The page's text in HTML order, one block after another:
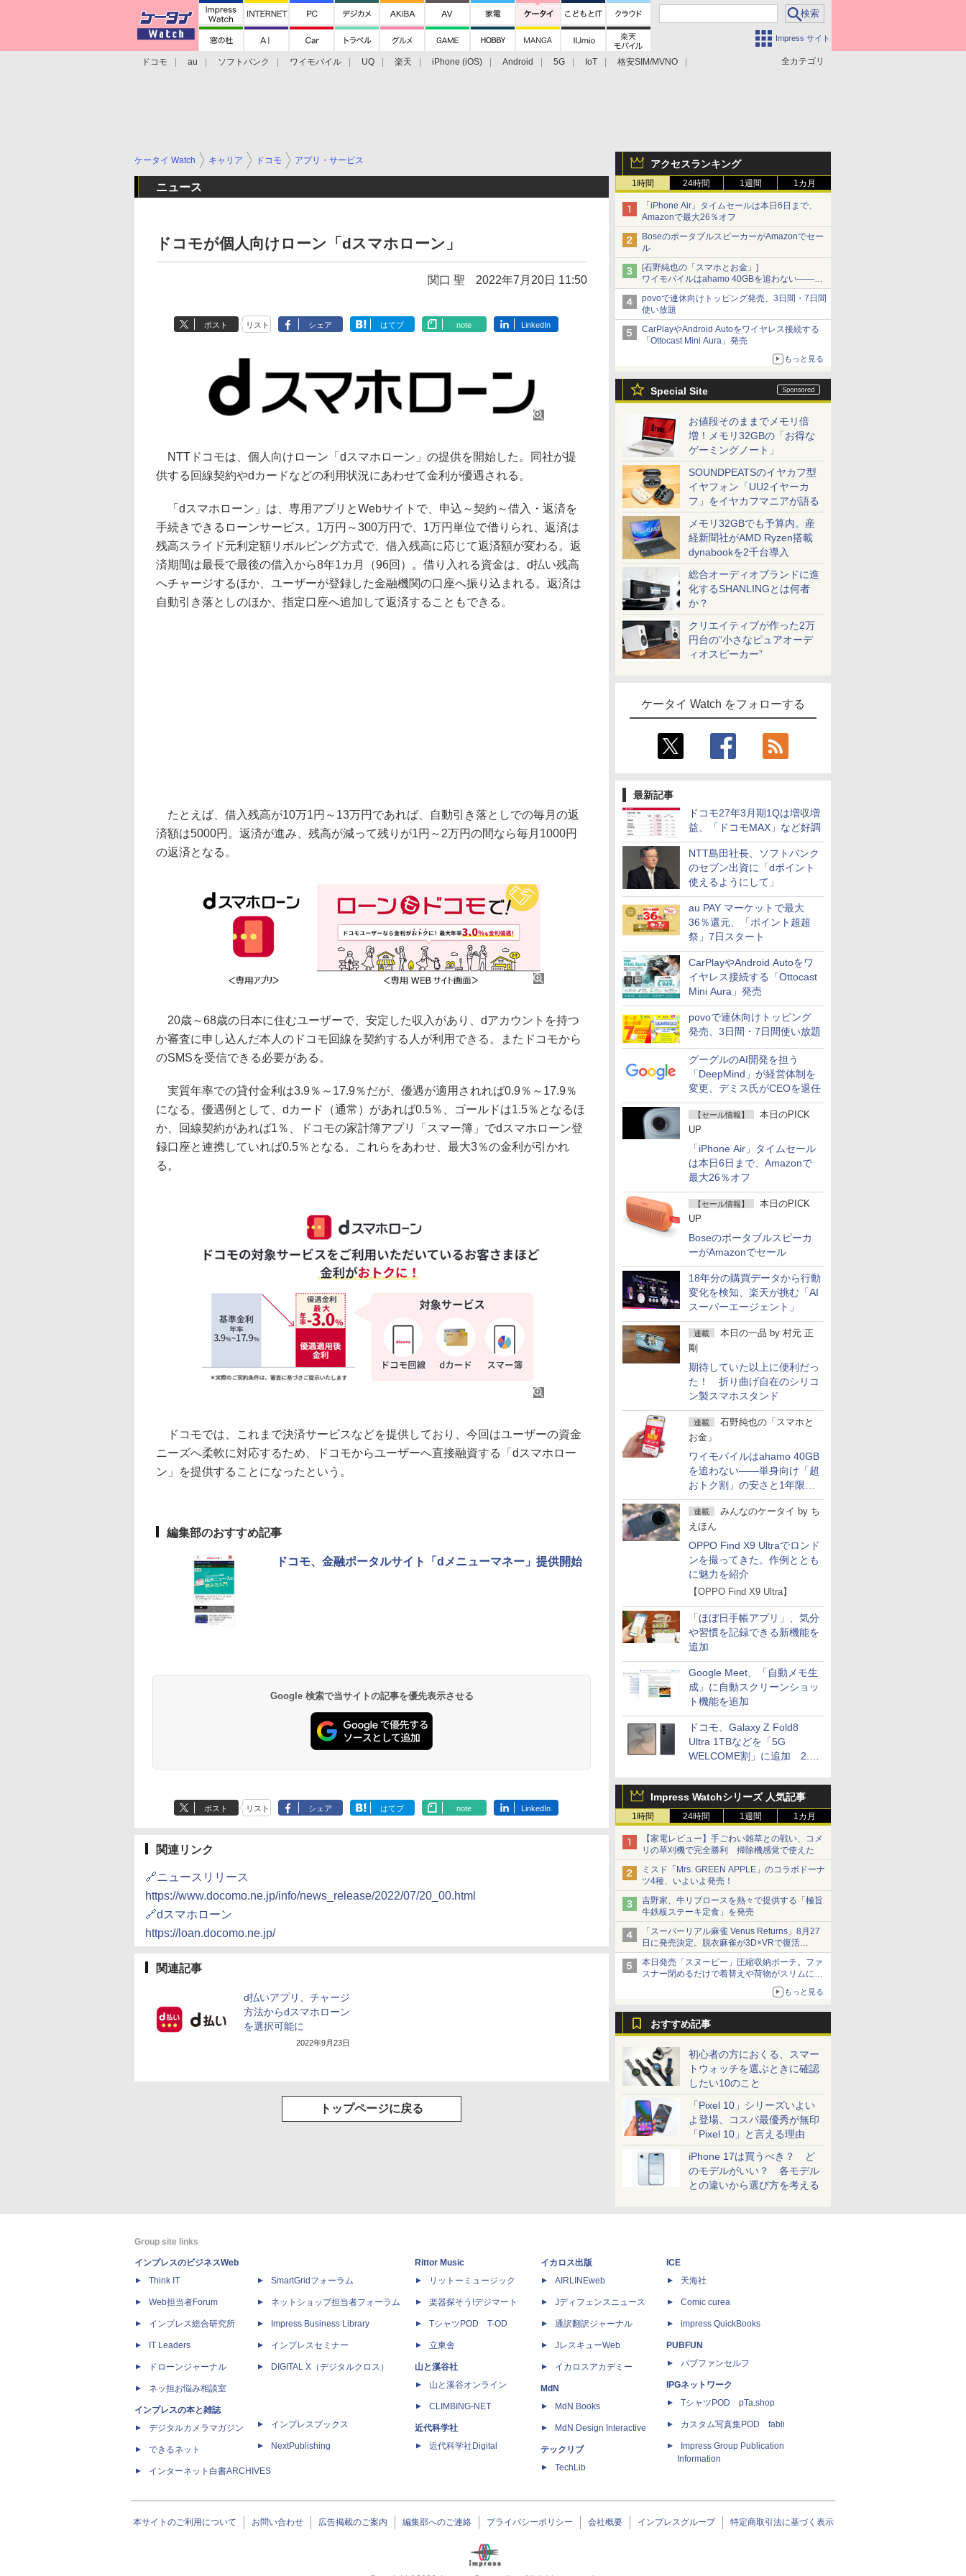
Impress サイト
全カテゴリ
ドコモ au ソフトバンク ワイモバイル UQ 楽天 iPhone (iOS) Android 5G IoT
格安SIM/MVNO
アクセスランキング
1時間 24時間 1週間 1カ月
「iPhone Air」タイムセールは本日6日まで、
Amazonで最大26％オフ
BoseのポータブルスピーカーがAmazonでセー
ル
[石野純也の「スマホとお金」]
ワイモバイルはahamo 40GBを追わない――単
身向け「超おトク割」の安さと1年限定の注意
点
povoで連休向けトッピング発売、3日間・7日間
使い放題
CarPlayやAndroid Autoをワイヤレス接続する
「Ottocast Mini Aura」発売
もっと見る
Special Site
お値段そのままでメモリ倍
増！メモリ32GBの「お得な
ゲーミングノート」
SOUNDPEATSのイヤカフ型
イヤフォン「UU2イヤーカ
フ」をイヤカフマニアが語る
メモリ32GBでも予算内。産
経新聞社がAMD Ryzen搭載
dynabookを2千台導入
総合オーディオブランドに進
化するSHANLINGとは何者
か？
クリエイティブが作った2万
円台の“小さなピュアオーデ
ィオスピーカー”
ケータイ Watch をフォローする
最新記事
ドコモ27年3月期1Qは増収増
益、「ドコモMAX」など好調
NTT島田社長、ソフトバンク
のセブン出資に「dポイント
使えるようにして」
au PAY マーケットで最大
36％還元、「ポイント超超
祭」7日スタート
CarPlayやAndroid Autoをワ
イヤレス接続する「Ottocast
Mini Aura」発売
povoで連休向けトッピング
発売、3日間・7日間使い放題
グーグルのAI開発を担う
「DeepMind」が経営体制を
変更、デミス氏がCEOを退任
【セール情報】
本日のPICK
UP
「iPhone Air」タイムセール
は本日6日まで、Amazonで
最大26％オフ
【セール情報】
本日のPICK
UP
Boseのポータブルスピーカ
ーがAmazonでセール
18年分の購買データから行動
変化を検知、楽天が挑む「AI
スーパーエージェント」
連載 本日の一品 by 村元 正
剛
期待していた以上に便利だっ
た！ 折り曲げ自在のシリコ
ン製スマホスタンド
連載
石野純也の「スマホと
お金」
ワイモバイルはahamo 40GB
を追わない――単身向け「超
おトク割」の安さと1年限定
の注意点
連載 みんなのケータイ by ち
えほん
OPPO Find X9 Ultraでロンド
ンを撮ってきた。作例ととも
に魅力を紹介
【OPPO Find X9 Ultra】
「ほぼ日手帳アプリ」、気分
や習慣を記録できる新機能を
追加
Google Meet、「自動メモ生
成」に自動スクリーンショッ
ト機能を追加
ドコモ、Galaxy Z Fold8
Ultra 1TBなどを「5G
WELCOME割」に追加 2.2
Impress Watchシリーズ 人気記事
1時間 24時間 1週間 1カ月
【家電レビュー】手ごわい雑草との戦い、コメ
リの草刈機で完全勝利 掃除機感覚で使えた
ミスド「Mrs. GREEN APPLE」のコラボドーナ
ツ4種、いよいよ発売！
吉野家、牛リブロースを熱々で提供する「極旨
牛鉄板ステーキ定食」を発売
「スーパーリアル麻雀 Venus Returns」8月27
日に発売決定。脱衣麻雀が3D×VRで復活
発売から2週間は20%オフになるセールが実施
本日発売「スヌーピー」圧縮収納ポーチ。ファ
スナー閉めるだけで着替えや荷物がスリムにま
もっと見る
おすすめ記事
初心者の方におくる、スマー
トウォッチを選ぶときに確認
したい10のこと
「Pixel 10」シリーズいよい
よ登場、コスパ最優秀が無印
「Pixel 10」と言える理由
iPhone 17は買うべき？ ど
のモデルがいい？ 各モデル
との違いから選び方を考える
ケータイ Watch キャリア ドコモ アプリ・サービス
ニュース
ドコモが個人向けローン「dスマホローン」
関口 聖 2022年7月20日 11:50
ポスト リスト シェア はてブ note LinkedIn
NTTドコモは、個人向けローン「dスマホローン」の提供を開始した。同社が提
供する回線契約やdカードなどの利用状況にあわせて金利が優遇される。
「dスマホローン」は、専用アプリとWebサイトで、申込～契約～借入・返済を
手続きできるローンサービス。1万円～300万円で、1万円単位で借りられ、返済は
残高スライド元利定額リボルビング方式で、借入残高に応じて返済額が変わる。返
済期間は最長で最後の借入から8年1カ月（96回）。借り入れる資金は、d払い残高
へチャージするほか、ユーザーが登録した金融機関の口座へ振り込まれる。返済は
自動引き落としのほか、指定口座へ追加して返済することもできる。
たとえば、借入残高が10万1円～13万円であれば、自動引き落としでの毎月の返
済額は5000円。返済が進み、残高が減って残りが1円～2万円の間なら毎月1000円
の返済となる。
20歳～68歳の日本に住むユーザーで、安定した収入があり、dアカウントを持つ
か審査に申し込んだ本人のドコモ回線を契約する人が利用できる。またドコモから
のSMSを受信できる必要がある。
実質年率での貸付金利は3.9％～17.9％だが、優遇が適用されれば0.9％～17.9％
になる。優遇例として、dカード（通常）があれば0.5％、ゴールドは1.5％となるほ
か、回線契約があれば1％、ドコモの家計簿アプリ「スマー簿」でdスマホローン登
録口座と連携していれば0.5％となる。これらをあわせ、最大3％の金利が引かれ
る。
ドコモでは、これまで決済サービスなどを提供しており、今回はユーザーの資金
ニーズへ柔軟に対応するため、ドコモからユーザーへ直接融資する「dスマホロー
ン」を提供することになったという。
編集部のおすすめ記事
ドコモ、金融ポータルサイト「dメニューマネー」提供開始
Google 検索で当サイトの記事を優先表示させる
ポスト リスト シェア はてブ note LinkedIn
関連リンク
🔗ニュースリリース
https://www.docomo.ne.jp/info/news_release/2022/07/20_00.html
🔗dスマホローン
https://loan.docomo.ne.jp/
関連記事
d払いアプリ、チャージ
方法からdスマホローン
を選択可能に
2022年9月23日
トップページに戻る
Group site links
インプレスのビジネスWeb
Think IT
Web担当者Forum
インプレス総合研究所
IT Leaders
ドローンジャーナル
ネッ担お悩み相談室
インプレスの本と雑誌
デジタルカメラマガジン
できるネット
インターネット白書ARCHIVES
SmartGridフォーラム
ネットショップ担当者フォーラム
Impress Business Library
インプレスセミナー
DIGITAL X（デジタルクロス）
インプレスブックス
NextPublishing
Rittor Music
リットーミュージック
楽器探そう!デジマート
TシャツPOD T-OD
立東舎
山と溪谷社
山と溪谷オンライン
CLIMBING-NET
近代科学社
近代科学社Digital
イカロス出版
AIRLINEweb
Jディフェンスニュース
通訳翻訳ジャーナル
JレスキューWeb
イカロスアカデミー
MdN
MdN Books
MdN Design Interactive
テックリブ
TechLib
ICE
天海社
Comic curea
impress QuickBooks
PUBFUN
パブファンセルフ
IPGネットワーク
TシャツPOD pTa.shop
カスタム写真集POD fabli
Impress Group Publication
Information
本サイトのご利用について お問い合わせ 広告掲載のご案内 編集部へのご連絡 プライバシーポリシー 会社概要 インプレスグループ 特定商取引法に基づく表示